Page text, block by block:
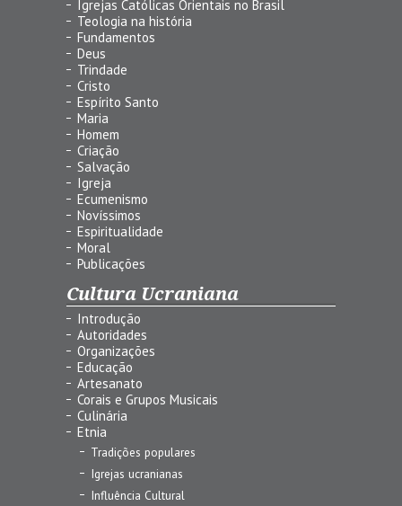
Igrejas Católicas Orientais no Brasil
Teologia na história
Fundamentos
Deus
Trindade
Cristo
Espírito Santo
Maria
Homem
Criação
Salvação
Igreja
Ecumenismo
Novíssimos
Espiritualidade
Moral
Publicações
Cultura Ucraniana
Introdução
Autoridades
Organizações
Educação
Artesanato
Corais e Grupos Musicais
Culinária
Etnia
Tradições populares
Igrejas ucranianas
Influência Cultural